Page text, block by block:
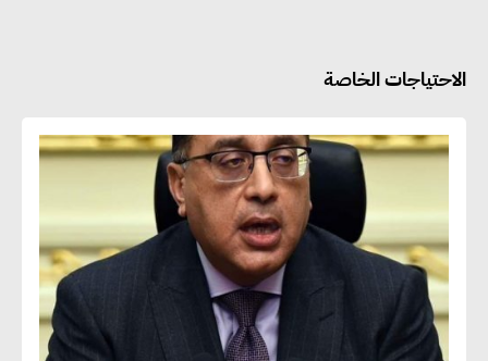
الاحتياجات الخاصة